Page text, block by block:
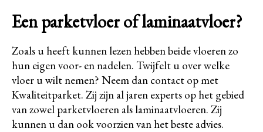
Een parketvloer of laminaatvloer?
Zoals u heeft kunnen lezen hebben beide vloeren zo
hun eigen voor- en nadelen. Twijfelt u over welke
vloer u wilt nemen? Neem dan contact op met
Kwaliteitparket. Zij zijn al jaren experts op het gebied
van zowel parketvloeren als laminaatvloeren. Zij
kunnen u dan ook voorzien van het beste advies.